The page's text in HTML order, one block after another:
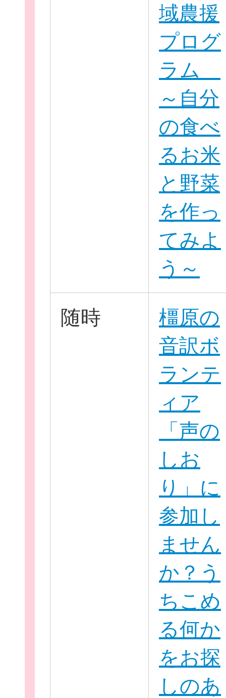
無料新規
このサイトについて
域農援
プログ
ラム
～自分
の食べ
るお米
と野菜
を作っ
てみよ
う～
随時
橿原の
音訳ボ
ランテ
ィア
「声の
しお
り」に
参加し
ません
か？う
ちこめ
る何か
をお探
しのあ